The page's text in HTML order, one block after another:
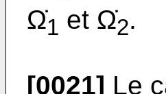
Ω̇1 et Ω̇2.
[0021] Le